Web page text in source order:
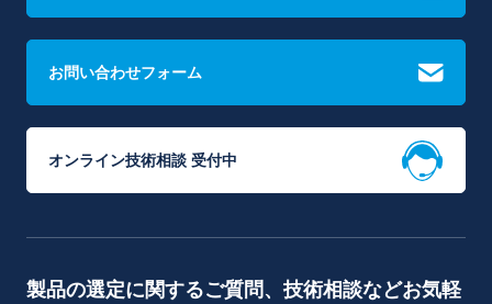
お問い合わせフォーム
オンライン技術相談 受付中
製品の選定に関するご質問、技術相談などお気軽